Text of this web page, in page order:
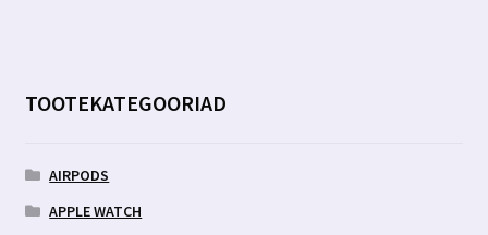
TOOTEKATEGOORIAD
AIRPODS
APPLE WATCH